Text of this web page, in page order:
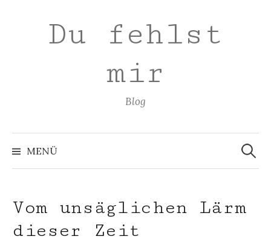
überspringenDu fehlst
mir
Blog
MENÜ
Suchen
nach:
Vom unsäglichen Lärm
dieser Zeit